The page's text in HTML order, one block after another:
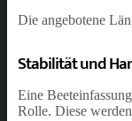
Die angebotene
Stabilität und
Eine
Rolle. Diese